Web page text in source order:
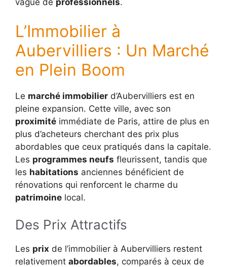
vague de professionnels.
L’Immobilier à
Aubervilliers : Un Marché
en Plein Boom
Le marché immobilier d’Aubervilliers est en
pleine expansion. Cette ville, avec son
proximité immédiate de Paris, attire de plus en
plus d’acheteurs cherchant des prix plus
abordables que ceux pratiqués dans la capitale.
Les programmes neufs fleurissent, tandis que
les habitations anciennes bénéficient de
rénovations qui renforcent le charme du
patrimoine local.
Des Prix Attractifs
Les prix de l’immobilier à Aubervilliers restent
relativement abordables, comparés à ceux de